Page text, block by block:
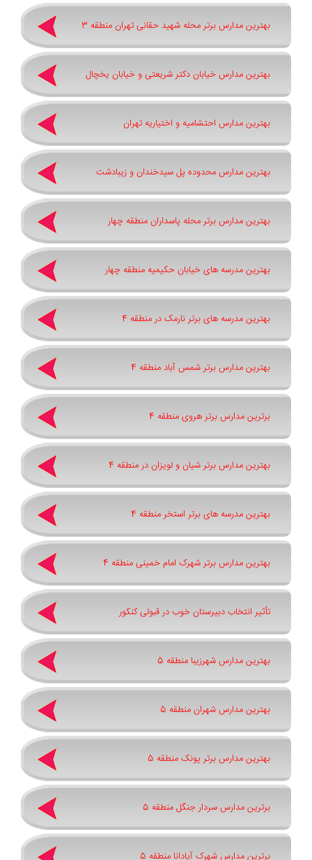
بهترین مدارس برتر محله شهید حقانی تهران منطقه 3
بهترین مدارس خیابان دکتر شریعتی و خیابان یخچال
بهترین مدارس احتشامیه و اختیاریه تهران
بهترین مدارس محدوده پل سیدخندان و زیبادشت
بهترین مدارس برتر محله پاسداران منطقه چهار
بهترین مدرسه های خیابان حکیمیه منطقه چهار
بهترین مدرسه های برتر نارمک در منطقه 4
بهترین مدارس برتر شمس آباد منطقه 4
برترین مدارس برتر هروی منطقه 4
بهترین مدارس برتر شیان و لویزان در منطقه 4
بهترین مدرسه های برتر استخر منطقه 4
بهترین مدارس برتر شهرک امام خمینی منطقه 4
تأثیر انتخاب دبیرستان خوب در قبولی کنکور
بهترین مدارس شهرزیبا منطقه 5
بهترین مدارس شهران منطقه 5
بهترین مدارس برتر پونک منطقه 5
برترین مدارس سردار جنگل منطقه 5
برترین مدارس شهرک آپادانا منطقه 5